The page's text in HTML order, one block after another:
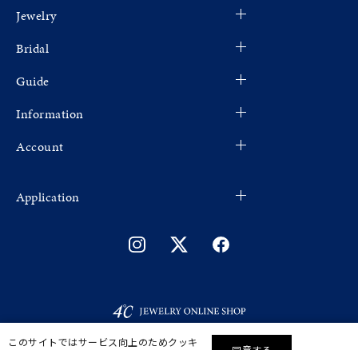
Jewelry
Bridal
Guide
Information
Account
Application
このサイトではサービス向上のためクッキ